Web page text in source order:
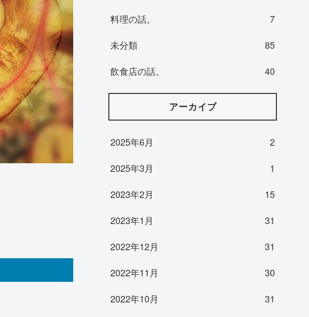
料理の話。
7
未分類
85
飲食店の話。
40
アーカイブ
2025年6月
2
2025年3月
1
2023年2月
15
2023年1月
31
2022年12月
31
2022年11月
30
2022年10月
31